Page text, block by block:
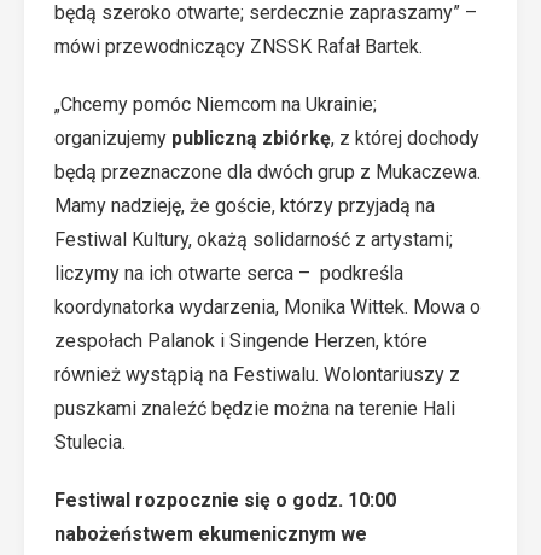
będą szeroko otwarte; serdecznie zapraszamy” –
mówi przewodniczący ZNSSK Rafał Bartek.
„Chcemy pomóc Niemcom na Ukrainie;
organizujemy publiczną zbiórkę, z której dochody
będą przeznaczone dla dwóch grup z Mukaczewa.
Mamy nadzieję, że goście, którzy przyjadą na
Festiwal Kultury, okażą solidarność z artystami;
liczymy na ich otwarte serca – podkreśla
koordynatorka wydarzenia, Monika Wittek. Mowa o
zespołach Palanok i Singende Herzen, które
również wystąpią na Festiwalu. Wolontariuszy z
puszkami znaleźć będzie można na terenie Hali
Stulecia.
Festiwal rozpocznie się o godz. 10:00
nabożeństwem ekumenicznym we